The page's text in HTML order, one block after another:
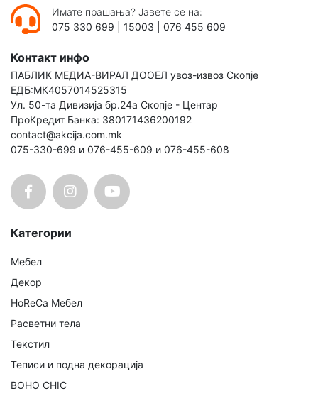
Имате прашања? Јавете се на:
075 330 699
15003 076 455 609
Контакт инфо
ПАБЛИК МЕДИА-ВИРАЛ ДООЕЛ увоз-извоз Скопје
ЕДБ:МК4057014525315
Ул. 50-та Дивизија бр.24а Скопје - Центар
ПроКредит Банка: 380171436200192
contact@akcija.com.mk
075-330-699 и 076-455-609 и 076-455-608
Категории
Мебел
Декор
HoReCa Мебел
Расветни тела
Текстил
Теписи и подна декорација
BOHO CHIC